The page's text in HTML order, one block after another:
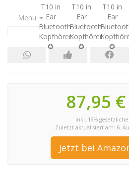
Menu
87,95 €
inkl. 19%
Zuletzt aktualisiert am: 6.
Jetzt bei